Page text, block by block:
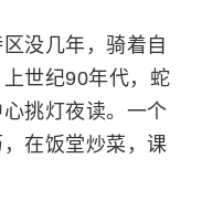
没几年，骑着自
世纪90年代，蛇
挑灯夜读。一个
在饭堂炒菜，课